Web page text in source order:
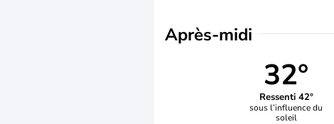
Après-midi
32°
Ressenti 42°
sous l’influence du
soleil